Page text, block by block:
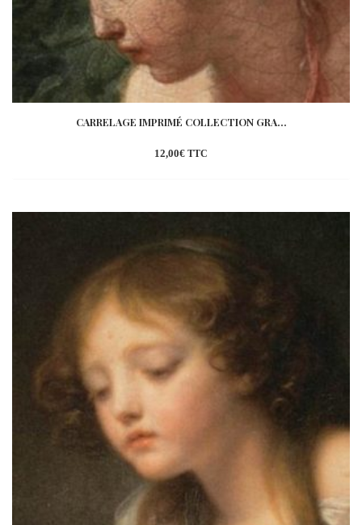
CARRELAGE IMPRIMÉ COLLECTION GRA...
12,00€ TTC